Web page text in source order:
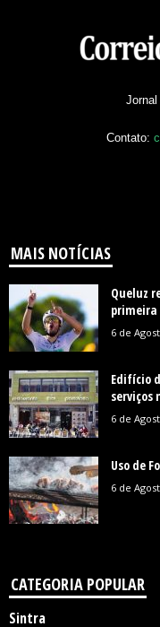
Contato:
MAIS NOTÍCIAS
Queluz
primeira
6 de
Edifício
serviços
6 de
Uso de
6 de
CATEGORIA POPULAR
Sintra